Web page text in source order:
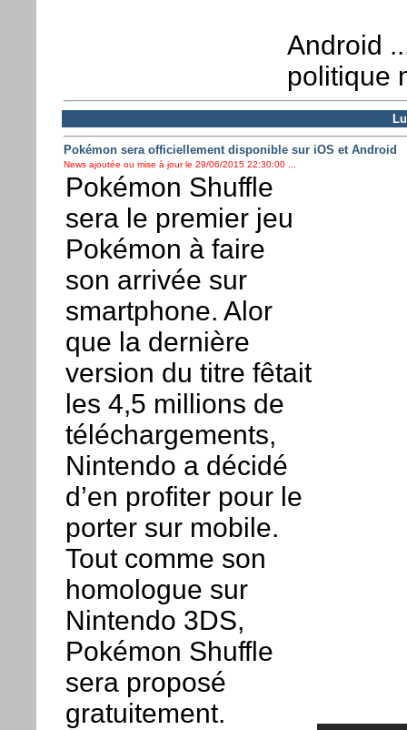
Android
politique
Pokémon sera officiellement disponible sur iOS et Android
News ajoutée ou mise à jour le 29/06/2015 22:30:00 ...
Pokémon Shuffle
sera le premier jeu
Pokémon à faire
son arrivée sur
smartphone. Alor
que la dernière
version du titre fêtait
les 4,5 millions de
téléchargements,
Nintendo a décidé
d’en profiter pour le
porter sur mobile.
Tout comme son
homologue sur
Nintendo 3DS,
Pokémon Shuffle
sera proposé
gratuitement.